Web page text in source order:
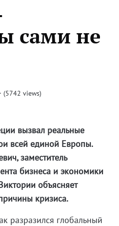
сами не
(5742 views)
вызвал реальные
всей единой Европы.
заместитель
бизнеса и экономики
объясняет
кризиса.
разразился глобальный